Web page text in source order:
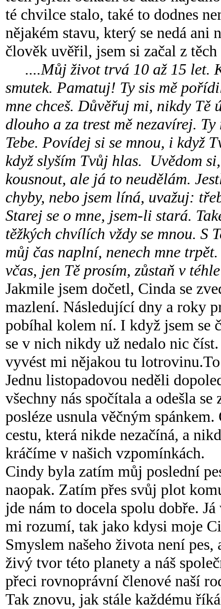
té chvilce stalo, také to dodnes
nějakém stavu, který se nedá
člověk uvěřil, jsem si začal z
....Můj život trvá 10 až 15 let.
smutek. Pamatuj! Ty sis mě
mne chceš. Důvěřuj mi, nikdy Tě
dlouho a za trest mě nezavírej.
Tebe. Povídej si se mnou, i když
když slyším Tvůj hlas. Uvědom
kousnout, ale já to neudělám.
chyby, nebo jsem líná, uvažuj:
Starej se o mne, jsem-li stará.
těžkých chvílích vždy se mnou. S
můj čas naplní, nenech mne
včas, jen Tě prosím, zůstaň v
Jakmile jsem dočetl, Cinda se
mazlení. Následující dny a roky
pobíhal kolem ní. I když jsem se
se v nich nikdy už nedalo nic
vyvést mi nějakou tu
Jednu listopadovou neděli
všechny nás spočítala a odešla
posléze usnula věčným
cestu, která nikde nezačíná, a
kráčíme v našich vzpomínkách.
Cindy byla zatím můj poslední
naopak. Zatím přes svůj plot
jde nám to docela spolu dobře.
mi rozumí, tak jako kdysi moje
Smyslem našeho života není
živý tvor této planety a náš
přeci rovnoprávní členové naší
Tak znovu, jak stále každému